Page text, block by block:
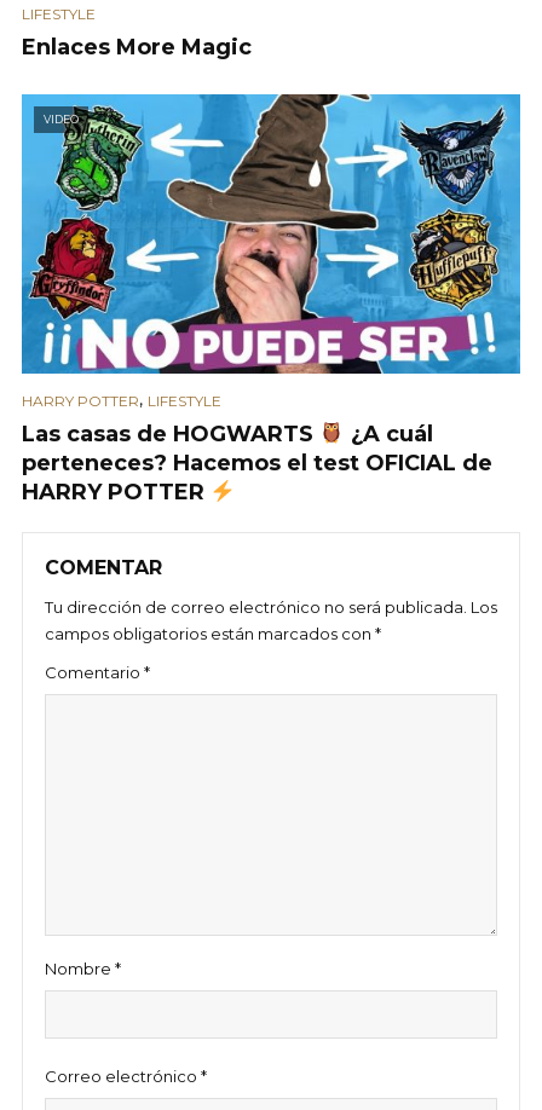
LIFESTYLE
Enlaces More Magic
VIDEO
HARRY POTTER, LIFESTYLE
Las casas de HOGWARTS
¿A cuál
perteneces? Hacemos el test OFICIAL de
HARRY POTTER
COMENTAR
Tu dirección de correo electrónico no será publicada. Los
campos obligatorios están marcados con *
Comentario *
Nombre *
Correo electrónico *